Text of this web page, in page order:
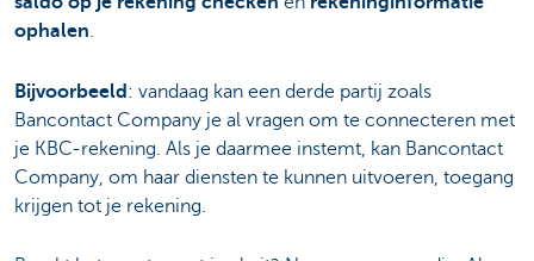
ophalen.
Bijvoorbeeld : vandaag kan een derde partij zoals
Bancontact Company je al vragen om te connecteren met
je KBC-rekening. Als je daarmee instemt, kan Bancontact
Company, om haar diensten te kunnen uitvoeren, toegang
krijgen tot je rekening.